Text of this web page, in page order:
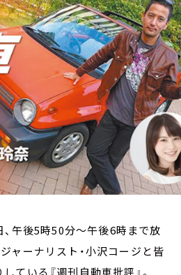
午後5時50分～午後6時まで放
ャーナリスト・小沢コージと皆
ている『週刊自動車批評』。